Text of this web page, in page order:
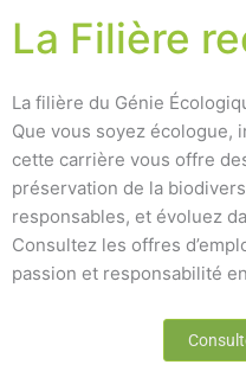
La Filière
La filière du Génie
Que vous soyez écologue,
cette carrière vous offre
préservation de la
responsables, et évoluez
Consultez les offres
passion et responsabilité